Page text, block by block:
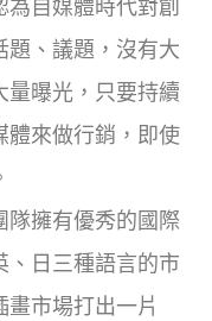
自媒體時代對創
題、議題，沒有大
量曝光，只要持續
體來做行銷，即使
隊擁有優秀的國際
、日三種語言的市
市場打出一片